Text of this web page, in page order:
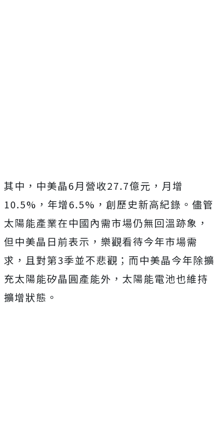
其中，中美晶6月營收27.7億元，月增
10.5%，年增6.5%，創歷史新高紀錄。儘管
太陽能產業在中國內需市場仍無回溫跡象，
但中美晶日前表示，樂觀看待今年市場需
求，且對第3季並不悲觀；而中美晶今年除擴
充太陽能矽晶圓產能外，太陽能電池也維持
擴增狀態。